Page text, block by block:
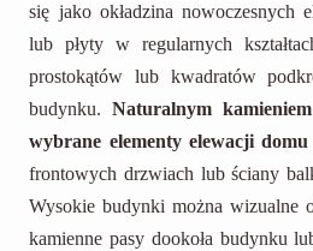
się jako okładzina nowoczesnych
lub płyty w regularnych
prostokątów lub kwadratów
budynku. Naturalnym
wybrane elementy elewacji domu
frontowych drzwiach lub ściany
Wysokie budynki można wizualne
kamienne pasy dookoła budynku